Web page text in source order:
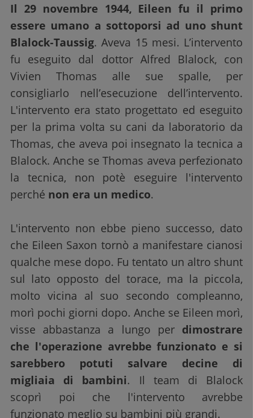
Il 29 novembre 1944, Eileen fu il primo
essere umano a sottoporsi ad uno shunt
Blalock-Taussig. Aveva 15 mesi. L’intervento
fu eseguito dal dottor Alfred Blalock, con
Vivien Thomas alle sue spalle, per
consigliarlo nell’esecuzione dell’intervento.
L'intervento era stato progettato ed eseguito
per la prima volta su cani da laboratorio da
Thomas, che aveva poi insegnato la tecnica a
Blalock. Anche se Thomas aveva perfezionato
la tecnica, non potè eseguire l'intervento
perché non era un medico.
L'intervento non ebbe pieno successo, dato
che Eileen Saxon tornò a manifestare cianosi
qualche mese dopo. Fu tentato un altro shunt
sul lato opposto del torace, ma la piccola,
molto vicina al suo secondo compleanno,
morì pochi giorni dopo. Anche se Eileen morì,
visse abbastanza a lungo per dimostrare
che l'operazione avrebbe funzionato e si
sarebbero potuti salvare decine di
migliaia di bambini. Il team di Blalock
scoprì poi che l'intervento avrebbe
funzionato meglio su bambini più grandi.